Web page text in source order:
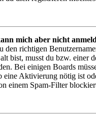
mich aber nicht
den richtigen
bist, musst du bzw.
Bei einigen Boards
Aktivierung nötig ist
einem Spam-Filter